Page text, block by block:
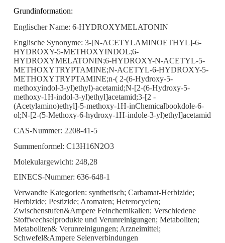
Grundinformation:
Englischer Name: 6-HYDROXYMELATONIN
Englische Synonyme: 3-[N-ACETYLAMINOETHYL]-6-
HYDROXY-5-METHOXYINDOL;6-
HYDROXYMELATONIN;6-HYDROXY-N-ACETYL-5-
METHOXYTRYPTAMINE;N-ACETYL-6-HYDROXY-5-
METHOXYTRYPTAMINE;n-( 2-(6-Hydroxy-5-
methoxyindol-3-yl)ethyl)-acetamid;N-[2-(6-Hydroxy-5-
methoxy-1H-indol-3-yl)ethyl]acetamid;3-[2 -
(Acetylamino)ethyl]-5-methoxy-1H-inChemicalbookdole-6-
ol;N-[2-(5-Methoxy-6-hydroxy-1H-indole-3-yl)ethyl]acetamid
CAS-Nummer: 2208-41-5
Summenformel: C13H16N2O3
Molekulargewicht: 248,28
EINECS-Nummer: 636-648-1
Verwandte Kategorien: synthetisch; Carbamat-Herbizide;
Herbizide; Pestizide; Aromaten; Heterocyclen;
Zwischenstufen&Ampere Feinchemikalien; Verschiedene
Stoffwechselprodukte und Verunreinigungen; Metaboliten;
Metaboliten& Verunreinigungen; Arzneimittel;
Schwefel&Ampere Selenverbindungen